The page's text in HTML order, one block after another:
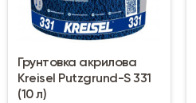
Грунтовка акрилова
Kreisel Putzgrund-S 331
(10 л)